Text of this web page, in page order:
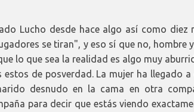
Lucho desde hace algo así como diez
se tiran", y eso sí que no, hombre
lo que sea la realidad es algo muy
de posverdad. La mujer ha llegado
desnudo en la cama en otra
para decir que estás viendo